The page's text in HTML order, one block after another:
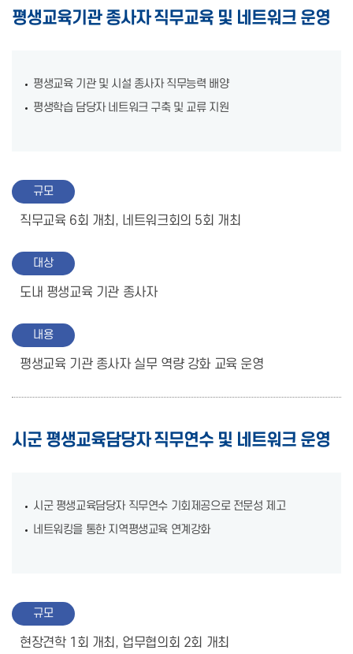
평생교육기관 종사자 직무교육 및 네트워크 운영
평생교육 기관 및 시설 종사자 직무능력 배양
평생학습 담당자 네트워크 구축 및 교류 지원
규모
직무교육 6회 개최, 네트워크회의 5회 개최
대상
도내 평생교육 기관 종사자
내용
평생교육 기관 종사자 실무 역량 강화 교육 운영
시군 평생교육담당자 직무연수 및 네트워크 운영
시군 평생교육담당자 직무연수 기회제공으로 전문성 제고
네트워킹을 통한 지역평생교육 연계강화
규모
현장견학 1회 개최, 업무협의회 2회 개최